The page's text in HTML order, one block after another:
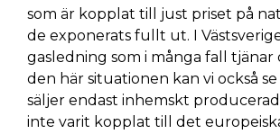
som är kopplat till just priset på
de exponerats fullt ut. I
gasledning som i många fall tjänar
den här situationen kan vi också
säljer endast inhemskt
inte varit kopplat till det